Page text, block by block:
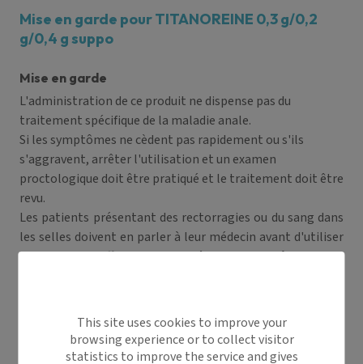
Mise en garde pour TITANOREINE 0,3 g/0,2
g/0,4 g suppo
Mise en garde
L'administration de ce produit ne dispense pas du
traitement spécifique de la maladie anale.
Si les symptômes ne cèdent pas rapidement ou s'ils
s'aggravent, arrêter l'utilisation et un examen
proctologique doit être pratiqué et le traitement doit être
revu.
Les patients présentant des rectorragies ou du sang dans
les selles doivent en parler à leur médecin avant d'utiliser
ce produit. En effet, ils peuvent être les symptômes d'une
Précautions d'emploi
Rectorragie
Sang dans les selles
This site uses cookies to improve your
browsing experience or to collect visitor
statistics to improve the service and gives